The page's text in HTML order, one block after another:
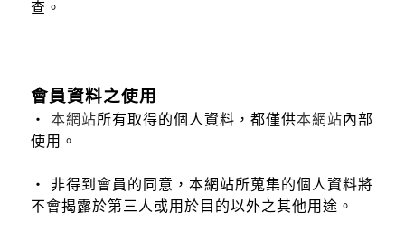
查。
會員資料之使用
‧ 本網站所有取得的個人資料，都僅供本網站內部
使用。
‧ 非得到會員的同意，本網站所蒐集的個人資料將
不會揭露於第三人或用於目的以外之其他用途。